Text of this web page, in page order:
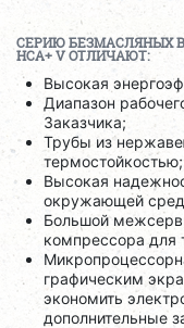
СЕРИЮ БЕЗМАСЛЯНЫХ
HCA+ V ОТЛИЧАЮТ:
Высокая
Диапазон
Заказчика;
Трубы из
термостойкостью;
Высокая
окружающей
Большой
компрессора для
графическим
экономить
дополнительные